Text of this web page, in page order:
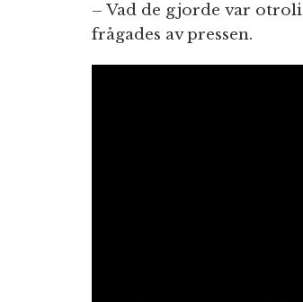
– Vad de gjorde var
frågades av pressen.